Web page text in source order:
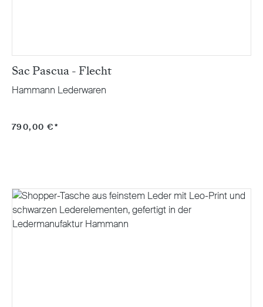
Sac Pascua - Flecht
Hammann Lederwaren
790,00 €*